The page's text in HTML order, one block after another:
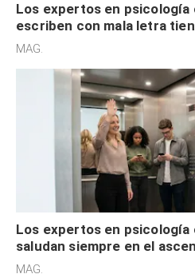
Los expertos en psicología
escriben con mala letra
acelerado y no lo hacen por
MAG.
Los expertos en psicología
saludan siempre en el
defensiva y tienen apertura
MAG.